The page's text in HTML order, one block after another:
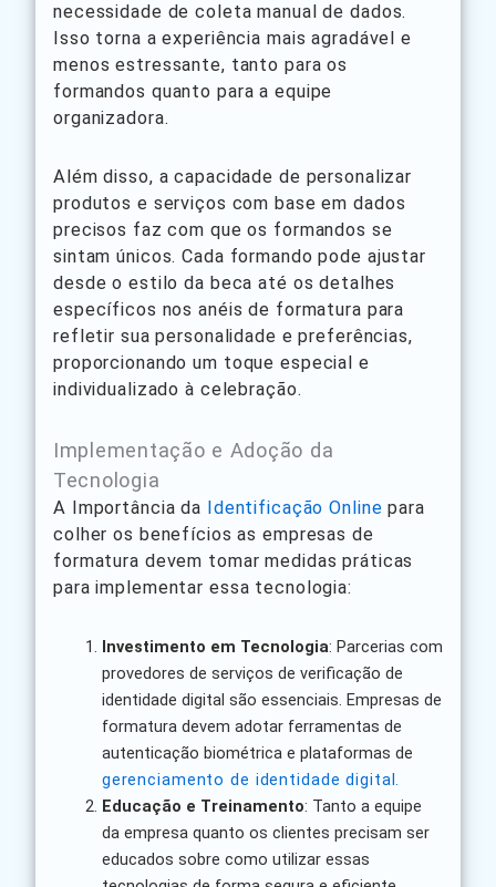
necessidade de coleta manual de dados.
Isso torna a experiência mais agradável e
menos estressante, tanto para os
formandos quanto para a equipe
organizadora.
Além disso, a capacidade de personalizar
produtos e serviços com base em dados
precisos faz com que os formandos se
sintam únicos. Cada formando pode ajustar
desde o estilo da beca até os detalhes
específicos nos anéis de formatura para
refletir sua personalidade e preferências,
proporcionando um toque especial e
individualizado à celebração.
Implementação e Adoção da
Tecnologia
A Importância da Identificação Online para
colher os benefícios as empresas de
formatura devem tomar medidas práticas
para implementar essa tecnologia:
Investimento em Tecnologia: Parcerias com
provedores de serviços de verificação de
identidade digital são essenciais. Empresas de
formatura devem adotar ferramentas de
autenticação biométrica e plataformas de
gerenciamento de identidade digital.
Educação e Treinamento: Tanto a equipe
da empresa quanto os clientes precisam ser
educados sobre como utilizar essas